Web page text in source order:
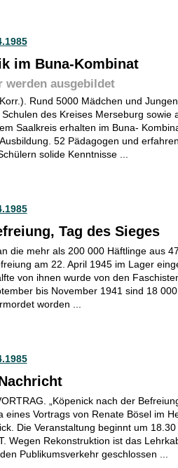
im Buna-Kombinat
werden ausgebildet
Rund 5000 Mädchen und
des Kreises Merseburg sowie
Saalkreis erhalten im Buna-
52 Pädagogen und
solide Kenntnisse ...
Tag des Sieges
die mehr als 200 000 Häftlinge aus
am 22. April 1945 im Lager
von ihnen wurde von den
bis November 1941 sind 18
worden ...
„Köpenick nach der
eines Vortrags von Renate Bösel im
Die Veranstaltung beginnt um 18.30
Wegen Rekonstruktion ist das
Publikumsverkehr geschlossen ...